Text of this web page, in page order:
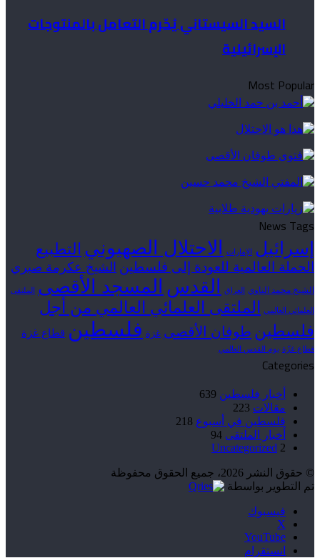
السيد السيستاني يُحّرم التعامل بالمنتوجات
الإسرائيلية
Most Popular
News Tags
إسرائيل الإمارات الاحتلال الصهيوني التطبيع
الحملة العالمية للعودة إلى فلسطين الشيخ عكرمة صبري
الشيخ محمد الناوي العراق القدس المسجد الأقصى الملتقى
العلمائي العالمي
الملتقى العلمائي العالمي من أجل
فلسطين طوفان الأقصى غزة فلسطين قطاع غزة
قطاع غزّة يوم القدس العالمي
Categories
أخبار فلسطين 639
مقالات 223
فلسطين في أسبوع 218
أخبار الملتقى 94
Uncategorized 2
© حقوق النشر 2026، جميع الحقوق محفوظة
تم التطوير بواسطة
فيسبوك
‫X
‫YouTube
انستقرام